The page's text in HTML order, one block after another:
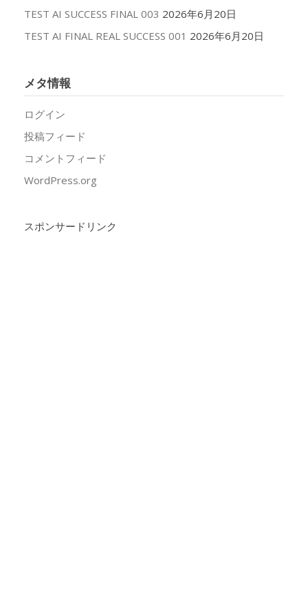
TEST AI SUCCESS FINAL 003 2026年6月20日
TEST AI FINAL REAL SUCCESS 001 2026年6月20日
メタ情報
ログイン
投稿フィード
コメントフィード
WordPress.org
スポンサードリンク